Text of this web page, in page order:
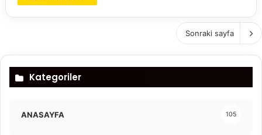
Sonraki sayfa
Kategoriler
ANASAYFA 105